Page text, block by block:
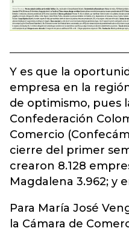
Y es que la
empresa en la
de optimismo, pues
Confederación
Comercio
cierre del primer
crearon 8.128
Magdalena 3.962; y
Para María José
la Cámara de